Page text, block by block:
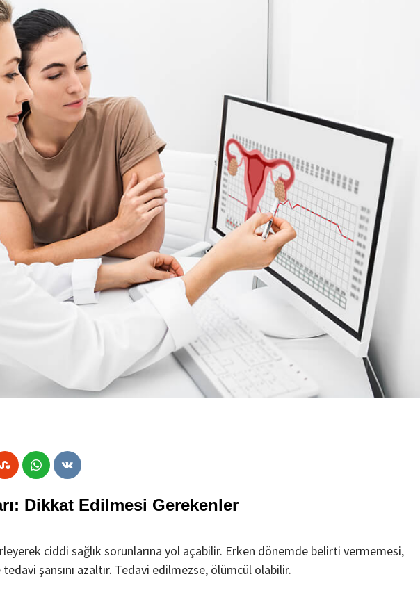
Dikkat Edilmesi Gerekenler
ciddi sağlık sorunlarına yol açabilir. Erken dönemde belirti vermemesi,
şansını azaltır. Tedavi edilmezse, ölümcül olabilir.